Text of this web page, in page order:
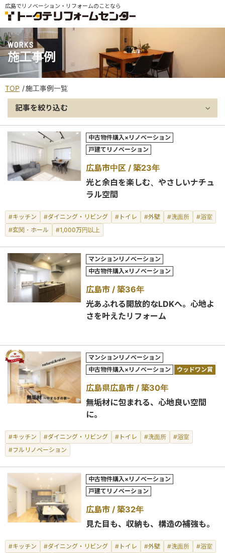
広島でリノベーション・リフォームのことなら
WORKS
施工事例
TOP 施工事例一覧
記事を絞り込む
中古物件購入×リノベーション
戸建てリノベーション
広島市中区
築23年
光と余白を楽しむ、やさしいナチュ
ラル空間
#キッチン #ダイニング・リビング #トイレ #外壁 #洗面所
#浴室
#玄関・ホール
#1,000万円以上
マンションリノベーション
中古物件購入×リノベーション
広島市
築36年
光あふれる開放的なLDKへ。心地よ
さを叶えたリフォーム
マンションリノベーション
中古物件購入×リノベーション
ウッドワン賞
広島県広島市
築30年
無垢材に包まれる、心地良い空間
に。
#キッチン #ダイニング・リビング #トイレ #洗面所
#浴室
#フルリノベーション
中古物件購入×リノベーション
戸建てリノベーション
広島市
築32年
見た目も、収納も、構造の補強も。
#キッチン #ダイニング・リビング #トイレ #外壁 #洗面所
#浴室